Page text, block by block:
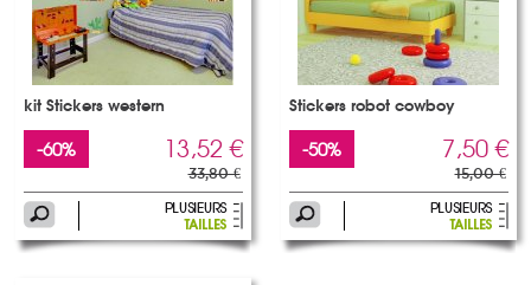
kit Stickers western
-60% 13,52 €
33,80 €
Stickers robot cowboy
-50% 7,50 €
15,00 €